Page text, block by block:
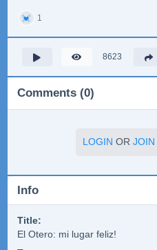
💓 1
8623
Comments (0)
LOGIN OR JOIN
Info
Title:
El Otero: mi lugar feliz!